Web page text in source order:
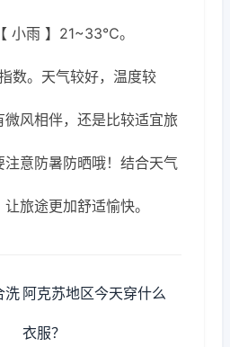
雨 】21~33℃。
数。天气较好，温度较
风相伴，还是比较适宜旅
意防暑防晒哦！结合天气
旅途更加舒适愉快。
洗 阿克苏地区今天穿什么
衣服？